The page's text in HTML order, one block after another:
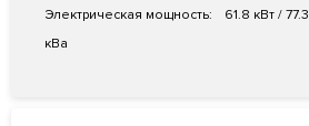
Электрическая мощность:
61.8 кВт / 77.3
кВа